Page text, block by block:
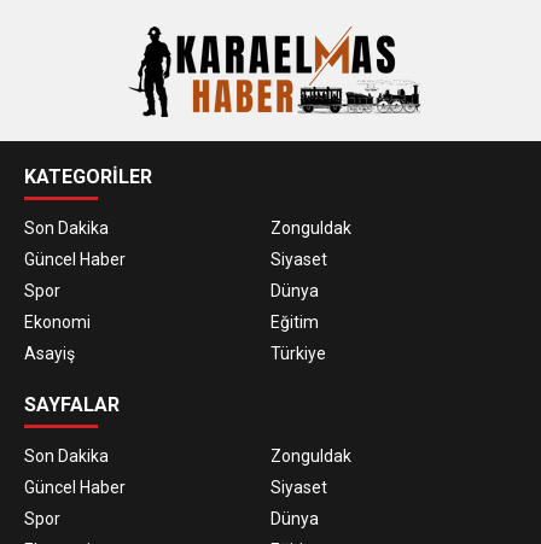
KATEGORİLER
Son Dakika
Zonguldak
Güncel Haber
Siyaset
Spor
Dünya
Ekonomi
Eğitim
Asayiş
Türkiye
SAYFALAR
Son Dakika
Zonguldak
Güncel Haber
Siyaset
Spor
Dünya